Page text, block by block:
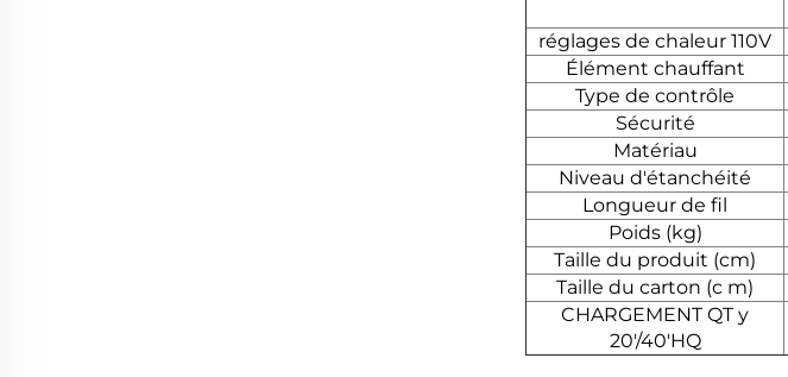
réglages de chaleur 110V
Élément chauffant
Type de contrôle
Sécurité
Matériau
Niveau d'étanchéité
Longueur de fil
Poids (kg)
Taille du produit (cm)
Taille du carton (c m)
CHARGEMENTQTy
20'/40'HQ